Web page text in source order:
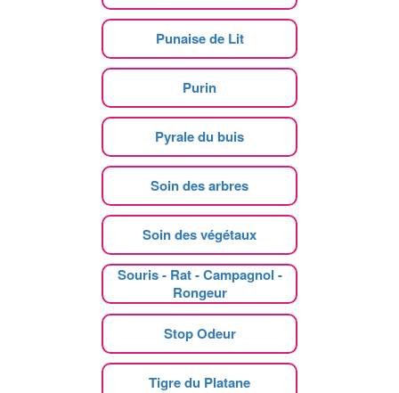
Punaise de Lit
Purin
Pyrale du buis
Soin des arbres
Soin des végétaux
Souris - Rat - Campagnol -
Rongeur
Stop Odeur
Tigre du Platane